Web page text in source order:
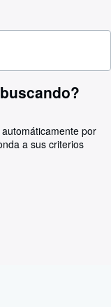
por
a sus criterios